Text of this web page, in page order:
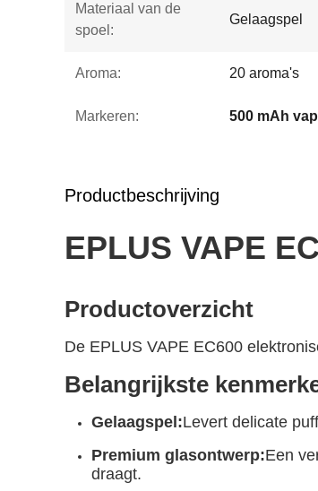
Materiaal van de
spoel:
Gelaagspel
Aroma: 20 aroma's
Markeren: 500 mAh
Productbeschrijving
EPLUS VAPE
Productoverzicht
De EPLUS VAPE EC600
Belangrijkste
Gelaagspel:Levert delicate
Premium glasontwerp:Een
draagt.